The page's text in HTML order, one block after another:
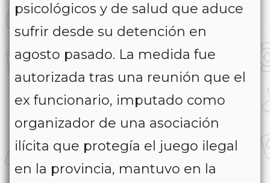
psicológicos y de salud que aduce
sufrir desde su detención en
agosto pasado. La medida fue
autorizada tras una reunión que el
ex funcionario, imputado como
organizador de una asociación
ilícita que protegía el juego ilegal
en la provincia, mantuvo en la